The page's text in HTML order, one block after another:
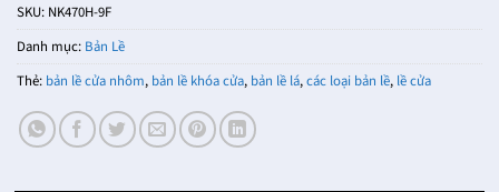
SKU: NK470H-9F
Danh mục: Bản Lề
Thẻ: bản lề cửa nhôm, bản lề khóa cửa, bản lề lá,các loại bản lề, lề cửa